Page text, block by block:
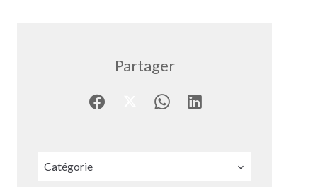
Partager
Catégorie